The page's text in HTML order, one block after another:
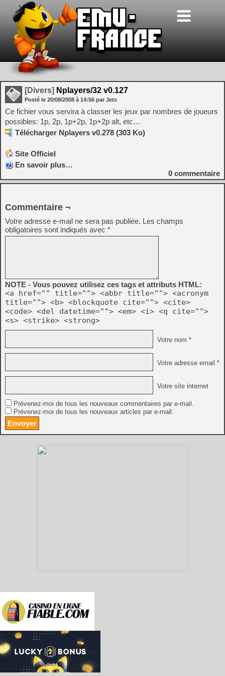
[Divers] Nplayers/32 v0.127
Posté le 20/08/2008 à 14:56 par Jets
Ce fichier vous servira à classer les jeux par nombres de joueurs
possibles: 1p, 2p, 1p+2p, 1p+2p alt, etc…
Télécharger Nplayers v0.278 (303 Ko)
Site Officiel
En savoir plus…
0 commentaire
Commentaire ¬
Votre adresse e-mail ne sera pas publiée. Les champs
obligatoires sont indiqués avec *
NOTE - Vous pouvez utilisez ces tags et attributs HTML:
<a href="" title=""> <abbr title=""> <acronym
title=""> <b> <blockquote cite=""> <cite>
<code> <del datetime=""> <em> <i> <q cite="">
<s> <strike> <strong>
Votre nom *
Votre adresse email *
Votre site internet
Prévenez-moi de tous les nouveaux commentaires par e-mail.
Prévenez-moi de tous les nouveaux articles par e-mail.